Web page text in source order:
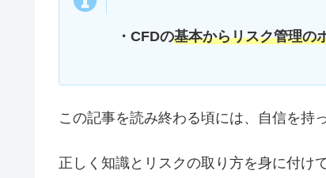
・CFDの基本からリスク管理の
この記事を読み終わる頃には、自信を持
正しく知識とリスクの取り方を身に付け